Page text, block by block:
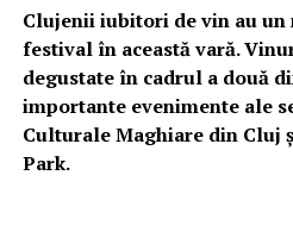
Clujenii iubitori de vin au un
festival în această vară.
degustate în cadrul a două
importante evenimente ale
Culturale Maghiare din Cluj
Park.